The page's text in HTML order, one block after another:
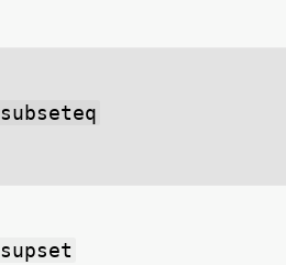
subseteq
supset